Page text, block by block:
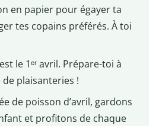
en papier pour égayer ta
tes copains préférés. À toi
le 1ᵉʳ avril. Prépare-toi à
plaisanteries !
de poisson d’avril, gardons
et profitons de chaque